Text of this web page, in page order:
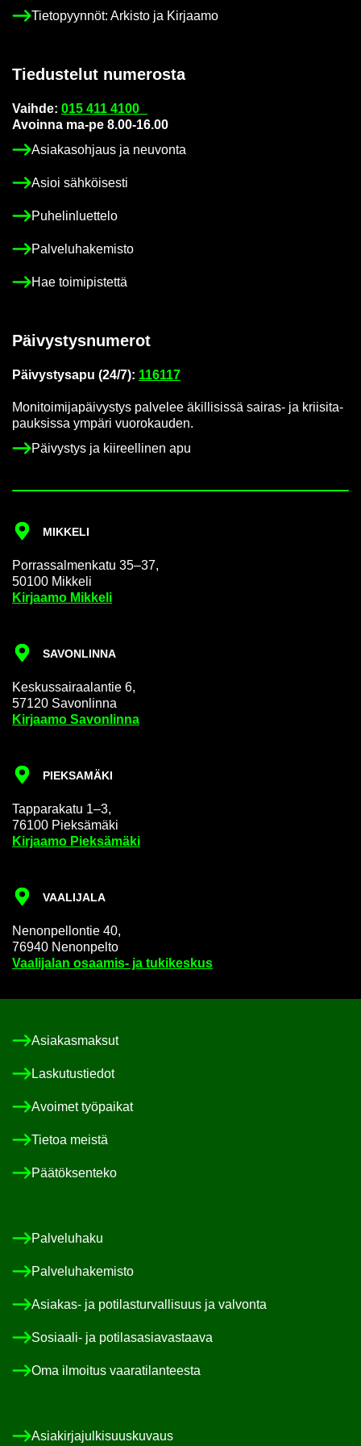
Tie­to­pyyn­nöt: Ar­kis­to ja Kir­jaa­mo
Tie­dus­te­lut nu­me­ros­ta
Vaih­de: 015 411 4100
Avoin­na ma-pe 8.00-16.00
Asia­kas­oh­jaus ja neu­von­ta
Asioi säh­köi­ses­ti
Pu­he­lin­luet­te­lo
Pal­ve­lu­ha­ke­mis­to
Hae toi­mi­pis­tet­tä
Päi­vys­tys­nu­me­rot
Päi­vys­tys­a­pu (24/7): 116117
Mo­ni­toi­mi­ja­päi­vys­tys pal­ve­lee äkil­li­sis­sä sairas-​ ja krii­si­ta­
pauk­sis­sa ym­pä­ri vuo­ro­kau­den.
Päi­vys­tys ja kii­reel­li­nen apu
MIK­KE­LI
Por­ras­sal­men­ka­tu 35–37,
50100 Mik­ke­li
Kir­jaa­mo Mik­ke­li
SA­VON­LIN­NA
Kes­kus­sai­raa­lan­tie 6,
57120 Sa­von­lin­na
Kir­jaa­mo Sa­von­lin­na
PIEK­SA­MÄ­KI
Tap­pa­ra­ka­tu 1–3,
76100 Piek­sä­mä­ki
Kir­jaa­mo Piek­sä­mä­ki
VAA­LI­JA­LA
Ne­non­pel­lon­tie 40,
76940 Ne­non­pel­to
Vaa­li­ja­lan osaamis-​ ja tu­ki­kes­kus
Asia­kas­mak­sut
Las­ku­tus­tie­dot
Avoi­met työ­pai­kat
Tie­toa meis­tä
Pää­tök­sen­te­ko
Pal­ve­lu­ha­ku
Pal­ve­lu­ha­ke­mis­to
Asiakas-​ ja po­ti­las­tur­val­li­suus ja val­von­ta
Sosiaali-​ ja po­ti­las­asia­vas­taa­va
Oma il­moi­tus vaa­ra­ti­lan­tees­ta
Asia­kir­ja­jul­ki­suus­ku­vaus